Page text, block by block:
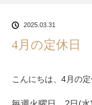
2025.03.31
4月の定休日
こんにちは、4月の